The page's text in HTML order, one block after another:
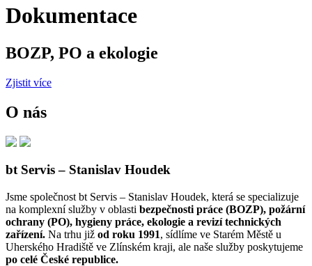
Dokumentace
BOZP, PO a ekologie
Zjistit více
O nás
bt Servis – Stanislav Houdek
Jsme společnost bt Servis – Stanislav Houdek, která se specializuje
na komplexní služby v oblasti bezpečnosti práce (BOZP), požární
ochrany (PO), hygieny práce, ekologie a revizí technických
zařízení. Na trhu již od roku 1991, sídlíme ve Starém Městě u
Uherského Hradiště ve Zlínském kraji, ale naše služby poskytujeme
po celé České republice.